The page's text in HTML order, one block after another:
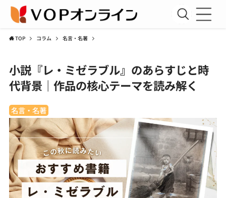
会員ログイン
コラム
アーカイブ資料室
運営団体
利用規約
TOP コラム 名言・名著
小説『レ・ミゼラブル』のあらすじと時
代背景｜作品の核心テーマを読み解く
名言・名著